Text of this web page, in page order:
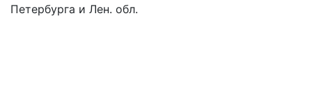
Петербурга и Лен. обл.